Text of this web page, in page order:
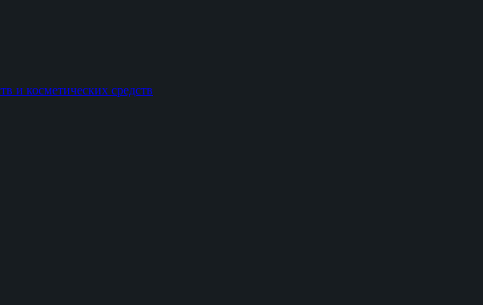
и косметических средств